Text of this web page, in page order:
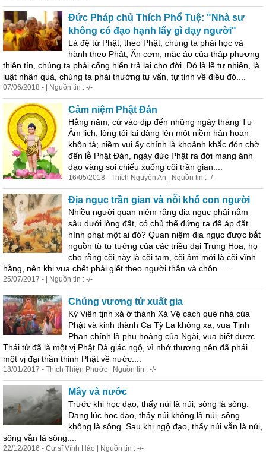
Đức Pháp chủ Thích Phổ Tuệ: "Nhà sư
không có đạo hạnh lấy gì dạy người"
Là đệ tử Phật, theo Phật, chúng ta phải học và
hành theo Phật, Ăn cơm, mặc áo của thập phương
thiện tín, chúng ta phải cống hiến trả lại cho đời. Đó là lẽ tự nhiên, là
luật nhân quả, chúng ta phải thường tự vấn, tự tỉnh về điều đó....
07/06/2018 - | Nguồn tin : -/-
Cảm niệm Phật Đản
Hằng năm, cứ vào dịp đến những ngày tháng Tư
Âm lịch, lòng tôi lại dâng lên một niềm hân hoan
khôn tả; niềm vui ấy chính là khoảnh khắc đón chờ
đến lễ Phật Đản, ngày đức Phật ra đời mang ánh
đạo vàng soi chiếu xuống cõi trần gian....
16/05/2018 - Thích Nguyên An | Nguồn tin : -/-
Địa ngục trần gian và nỗi khổ con người
Nhiều người quan niệm rằng địa ngục phải nằm
sâu dưới lòng đất, có chủ thể đứng ra để áp đặt
hình phạt một ai đó? Quan niệm địa ngục được bắt
nguồn từ tư tưởng của các triều đại Trung Hoa, họ
cho rằng cõi này là cõi tạm, cõi âm mới là cõi vĩnh
hằng, nên khi vua chết phải giết theo người thân và chôn......
25/07/2017 - | Nguồn tin : -/-
Chúng vương tử xuất gia
Kỳ Viên tịnh xá ở thành Xá Vệ cách quê nhà của
Phật và kinh thành Ca Tỳ La không xa, vua Tịnh
Phạn chính là phụ hoàng của Ngài, vua biết được
Thái tử đã là một vị Phật Đà giác ngộ, vì nhớ thương nên đã phái
một vị đại thần thỉnh Phật về nước....
18/01/2017 - Thích Thiện Phước | Nguồn tin : -/-
Mây và nước
Trước khi học đạo, thấy núi là núi, sông là sông.
Đang lúc học đạo, thấy núi không là núi, sông
không là sông. Sau khi ngộ đạo, thấy núi vẫn là núi,
sông vẫn là sông....
22/12/2016 - Cư sĩ Vĩnh Hảo | Nguồn tin : -/-